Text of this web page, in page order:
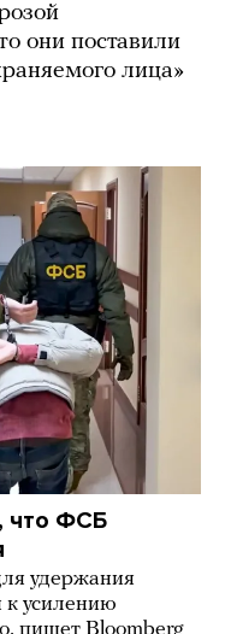
они поставили
лица»
что ФСБ
удержания
к усилению